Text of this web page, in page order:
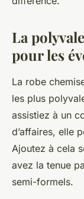
La
pour les
La robe
les plus
assistiez à un
d’affaires, elle
Ajoutez à cela
avez la tenue
semi-formels.